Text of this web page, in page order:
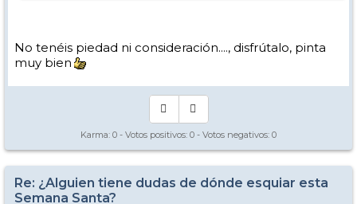
No tenéis piedad ni consideración...., disfrútalo, pinta
muy bien
Karma: 0 - Votos positivos: 0 - Votos negativos: 0
Re: ¿Alguien tiene dudas de dónde esquiar esta
Semana Santa?